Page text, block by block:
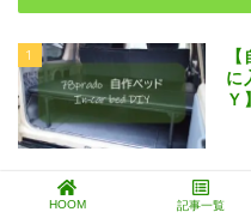
1
に
HOOM 記事一覧